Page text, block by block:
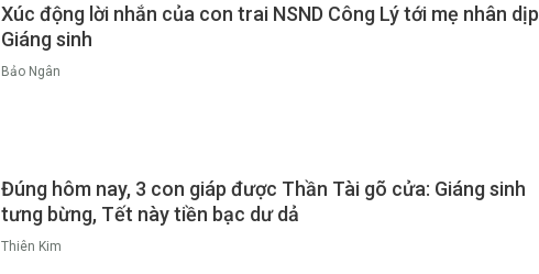
Xúc động lời nhắn của con trai NSND Công Lý tới mẹ nhân dịp
Giáng sinh
Bảo Ngân
Đúng hôm nay, 3 con giáp được Thần Tài gõ cửa: Giáng sinh
tưng bừng, Tết này tiền bạc dư dả
Thiên Kim